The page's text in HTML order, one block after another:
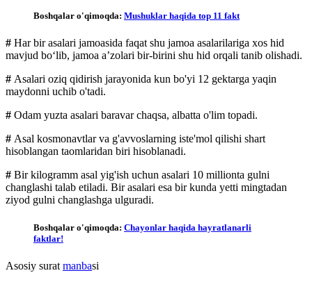
Boshqalar o'qimoqda: Mushuklar haqida top 11 fakt
# Har bir asalari jamoasida faqat shu jamoa asalarilariga xos hid
mavjud bo‘lib, jamoa a’zolari bir-birini shu hid orqali tanib olishadi.
# Asalari oziq qidirish jarayonida kun bo'yi 12 gektarga yaqin
maydonni uchib o'tadi.
# Odam yuzta asalari baravar chaqsa, albatta o'lim topadi.
# Asal kosmonavtlar va g'avvoslarning iste'mol qilishi shart
hisoblangan taomlaridan biri hisoblanadi.
# Bir kilogramm asal yig'ish uchun asalari 10 millionta gulni
changlashi talab etiladi. Bir asalari esa bir kunda yetti mingtadan
ziyod gulni changlashga ulguradi.
Boshqalar o'qimoqda: Chayonlar haqida hayratlanarli
faktlar!
Asosiy surat manbasi